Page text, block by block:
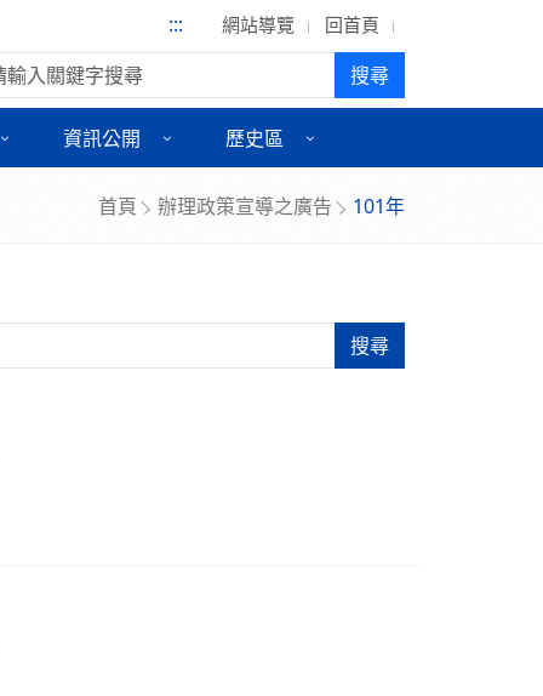
::: 網站導覽 回首頁
: 搜尋
資訊公開 歷史區
首頁 辦理政策宣導之廣告 101年
搜尋